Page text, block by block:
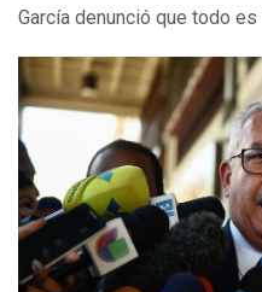
García denunció que todo es